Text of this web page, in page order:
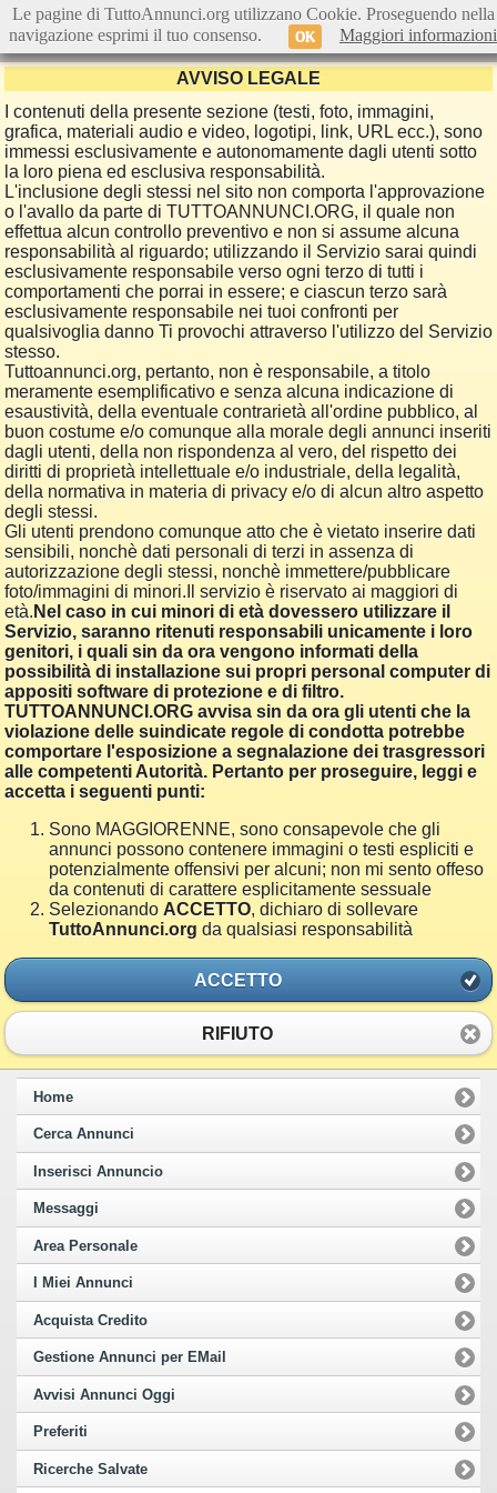
AVVISO LEGALE
I contenuti della presente sezione (testi, foto, immagini,
grafica, materiali audio e video, logotipi, link, URL ecc.), sono
immessi esclusivamente e autonomamente dagli utenti sotto
la loro piena ed esclusiva responsabilità.
L'inclusione degli stessi nel sito non comporta l'approvazione
o l'avallo da parte di TUTTOANNUNCI.ORG, il quale non
effettua alcun controllo preventivo e non si assume alcuna
responsabilità al riguardo; utilizzando il Servizio sarai quindi
esclusivamente responsabile verso ogni terzo di tutti i
comportamenti che porrai in essere; e ciascun terzo sarà
esclusivamente responsabile nei tuoi confronti per
qualsivoglia danno Ti provochi attraverso l'utilizzo del Servizio
stesso.
Tuttoannunci.org, pertanto, non è responsabile, a titolo
meramente esemplificativo e senza alcuna indicazione di
esaustività, della eventuale contrarietà all'ordine pubblico, al
buon costume e/o comunque alla morale degli annunci inseriti
dagli utenti, della non rispondenza al vero, del rispetto dei
diritti di proprietà intellettuale e/o industriale, della legalità,
della normativa in materia di privacy e/o di alcun altro aspetto
degli stessi.
Gli utenti prendono comunque atto che è vietato inserire dati
sensibili, nonchè dati personali di terzi in assenza di
autorizzazione degli stessi, nonchè immettere/pubblicare
foto/immagini di minori.Il servizio è riservato ai maggiori di
età. Nel caso in cui minori di età dovessero utilizzare il
Servizio, saranno ritenuti responsabili unicamente i loro
genitori, i quali sin da ora vengono informati della
possibilità di installazione sui propri personal computer di
appositi software di protezione e di filtro.
TUTTOANNUNCI.ORG avvisa sin da ora gli utenti che la
violazione delle suindicate regole di condotta potrebbe
comportare l'esposizione a segnalazione dei trasgressori
alle competenti Autorità. Pertanto per proseguire, leggi e
accetta i seguenti punti:
Sono MAGGIORENNE, sono consapevole che gli
annunci possono contenere immagini o testi espliciti e
potenzialmente offensivi per alcuni; non mi sento offeso
da contenuti di carattere esplicitamente sessuale
Selezionando ACCETTO, dichiaro di sollevare
TuttoAnnunci.org da qualsiasi responsabilità
ACCETTO
RIFIUTO
Home
Cerca Annunci
Inserisci Annuncio
Messaggi
Area Personale
I Miei Annunci
Acquista Credito
Gestione Annunci per EMail
Avvisi Annunci Oggi
Preferiti
Ricerche Salvate
Le pagine di TuttoAnnunci.org utilizzano Cookie. Proseguendo nella
navigazione esprimi il tuo consenso.
OK Maggiori informazioni